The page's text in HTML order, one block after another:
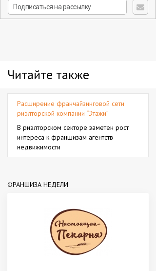
Читайте также
Расширение франчайзинговой сети
риэлторской компании “Этажи”
В риэлторском секторе заметен рост
интереса к франшизам агентств
недвижимости
ФРАНШИЗА НЕДЕЛИ